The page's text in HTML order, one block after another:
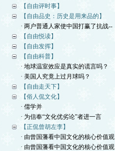
【自由评时事】
【自由品史：历史是用来品的】
· 两户普通人家使中国打赢了抗战--
【自由悦读】
【自由发挥】
【自由科普】
· 地球温室效应是真实的谎言吗？
· 美国人究竟上过月球吗？
【自由走天下】
【俗人侃文化】
· 儒学并
· 为信奉“文化优劣论”者进一言
【正侃曾胡左李】
· 由曾国藩看中国文化的核心价值观
· 由曾国藩看中国文化的核心价值观